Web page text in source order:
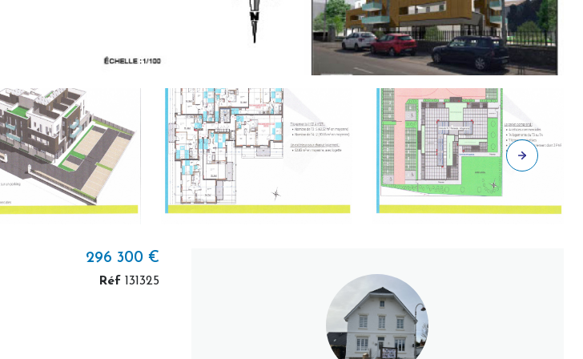
296 300 €
Réf 131325